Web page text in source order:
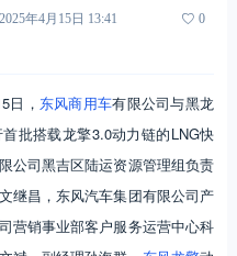
2025年4月15日 13:41
0
日， 东风商用车有限公司与黑龙
批搭载龙擎3.0动力链的LNG快
公司黑吉区陆运资源管理组负责
继昌，东风汽车集团有限公司产
营销事业部客户服务运营中心科